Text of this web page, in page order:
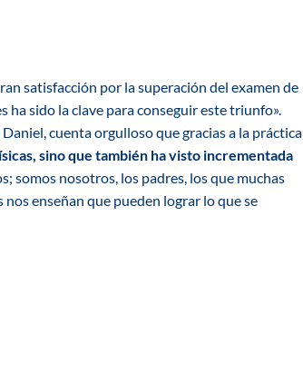
satisfacción por la superación del examen de
ha sido la clave para conseguir este triunfo».
Daniel, cuenta orgulloso que gracias a la práctica
sino que también ha visto incrementada
somos nosotros, los padres, los que muchas
enseñan que pueden lograr lo que se